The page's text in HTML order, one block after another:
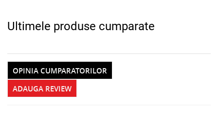
Ultimele produse cumparate
ADAUGA REVIEW
OPINIA CUMPARATORILOR